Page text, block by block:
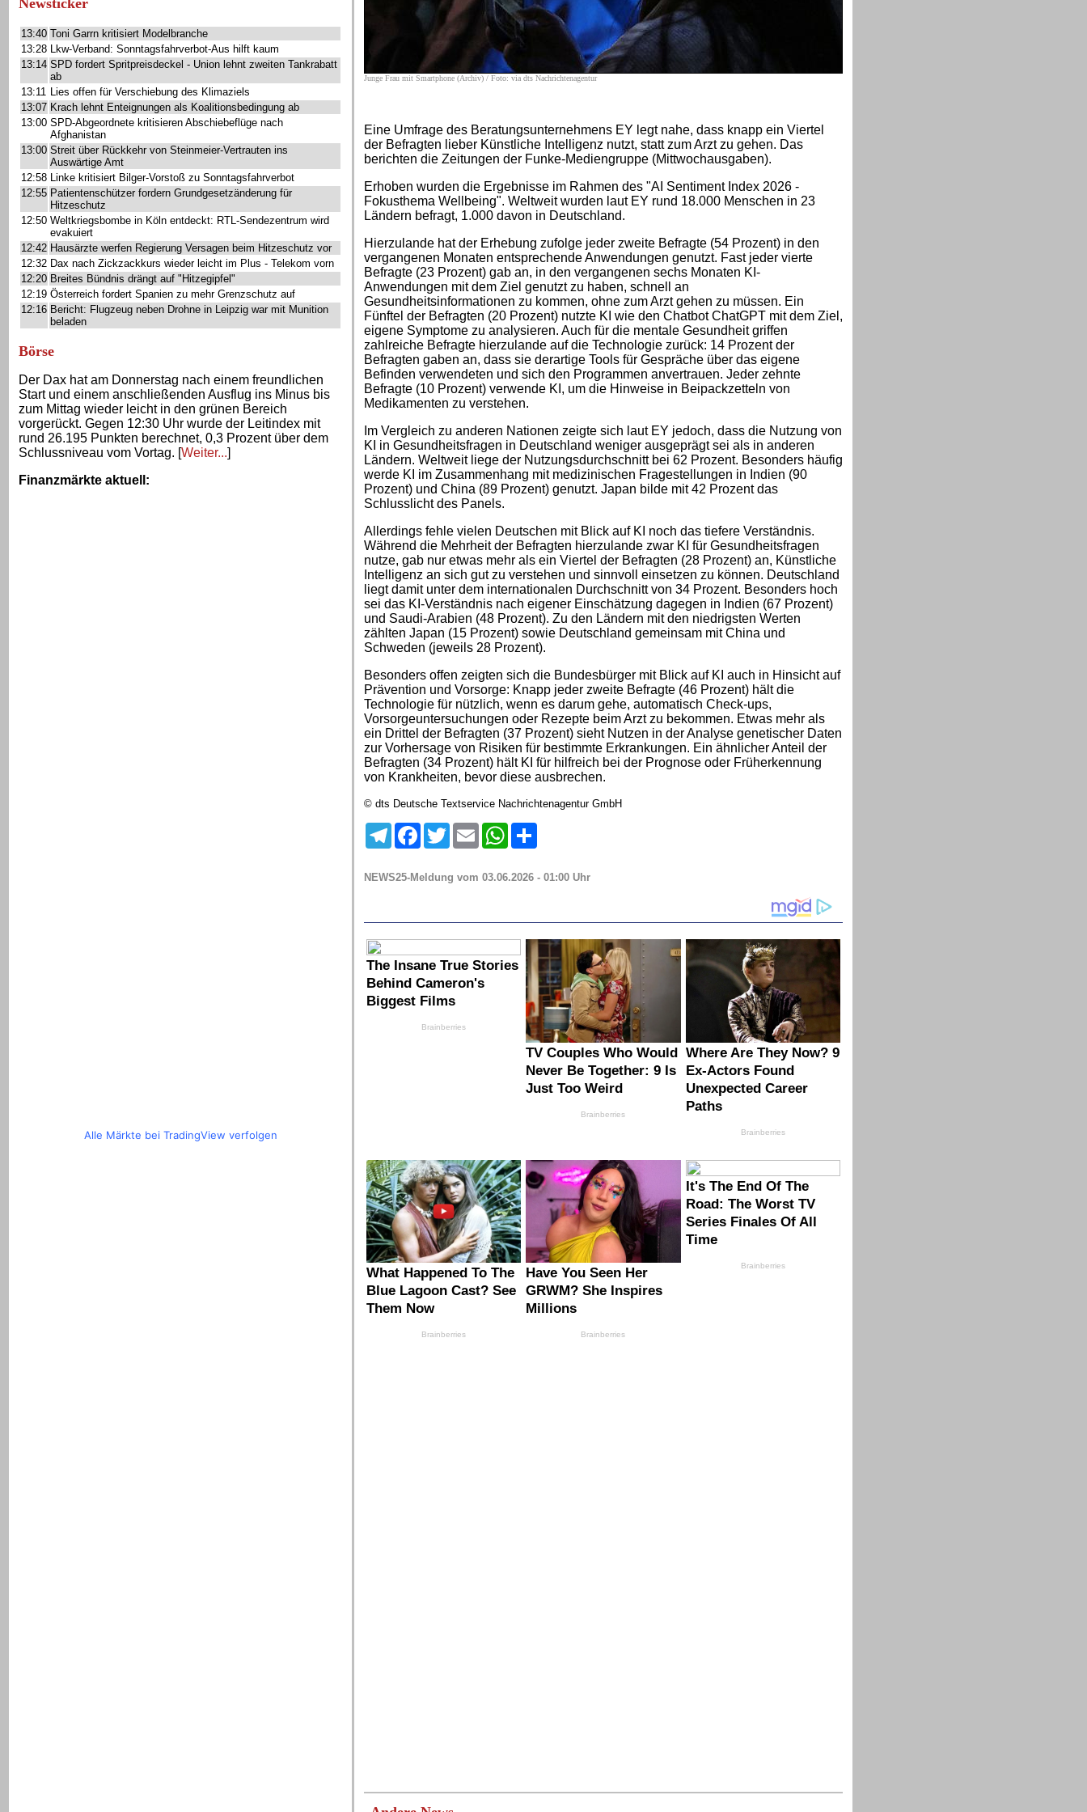
Newsticker
13:40 Toni Garrn kritisiert Modelbranche
13:28 Lkw-Verband: Sonntagsfahrverbot-Aus hilft kaum
13:14 SPD fordert Spritpreisdeckel - Union lehnt zweiten Tankrabatt
ab
13:11 Lies offen für Verschiebung des Klimaziels
13:07 Krach lehnt Enteignungen als Koalitionsbedingung ab
13:00 SPD-Abgeordnete kritisieren Abschiebeflüge nach
Afghanistan
13:00 Streit über Rückkehr von Steinmeier-Vertrauten ins
Auswärtige Amt
12:58 Linke kritisiert Bilger-Vorstoß zu Sonntagsfahrverbot
12:55 Patientenschützer fordern Grundgesetzänderung für
Hitzeschutz
12:50 Weltkriegsbombe in Köln entdeckt: RTL-Sendezentrum wird
evakuiert
12:42 Hausärzte werfen Regierung Versagen beim Hitzeschutz vor
12:32 Dax nach Zickzackkurs wieder leicht im Plus - Telekom vorn
12:20 Breites Bündnis drängt auf "Hitzegipfel"
12:19 Österreich fordert Spanien zu mehr Grenzschutz auf
12:16 Bericht: Flugzeug neben Drohne in Leipzig war mit Munition
beladen
Börse
Der Dax hat am Donnerstag nach einem freundlichen
Start und einem anschließenden Ausflug ins Minus bis
zum Mittag wieder leicht in den grünen Bereich
vorgerückt. Gegen 12:30 Uhr wurde der Leitindex mit
rund 26.195 Punkten berechnet, 0,3 Prozent über dem
Schlussniveau vom Vortag. [Weiter...]
Finanzmärkte aktuell :
Alle Märkte bei TradingView verfolgen
Junge Frau mit Smartphone (Archiv) / Foto: via dts Nachrichtenagentur
Eine Umfrage des Beratungsunternehmens EY legt nahe, dass knapp ein Viertel
der Befragten lieber Künstliche Intelligenz nutzt, statt zum Arzt zu gehen. Das
berichten die Zeitungen der Funke-Mediengruppe (Mittwochausgaben).
Erhoben wurden die Ergebnisse im Rahmen des "AI Sentiment Index 2026 -
Fokusthema Wellbeing". Weltweit wurden laut EY rund 18.000 Menschen in 23
Ländern befragt, 1.000 davon in Deutschland.
Hierzulande hat der Erhebung zufolge jeder zweite Befragte (54 Prozent) in den
vergangenen Monaten entsprechende Anwendungen genutzt. Fast jeder vierte
Befragte (23 Prozent) gab an, in den vergangenen sechs Monaten KI-
Anwendungen mit dem Ziel genutzt zu haben, schnell an
Gesundheitsinformationen zu kommen, ohne zum Arzt gehen zu müssen. Ein
Fünftel der Befragten (20 Prozent) nutzte KI wie den Chatbot ChatGPT mit dem Ziel,
eigene Symptome zu analysieren. Auch für die mentale Gesundheit griffen
zahlreiche Befragte hierzulande auf die Technologie zurück: 14 Prozent der
Befragten gaben an, dass sie derartige Tools für Gespräche über das eigene
Befinden verwendeten und sich den Programmen anvertrauen. Jeder zehnte
Befragte (10 Prozent) verwende KI, um die Hinweise in Beipackzetteln von
Medikamenten zu verstehen.
Im Vergleich zu anderen Nationen zeigte sich laut EY jedoch, dass die Nutzung von
KI in Gesundheitsfragen in Deutschland weniger ausgeprägt sei als in anderen
Ländern. Weltweit liege der Nutzungsdurchschnitt bei 62 Prozent. Besonders häufig
werde KI im Zusammenhang mit medizinischen Fragestellungen in Indien (90
Prozent) und China (89 Prozent) genutzt. Japan bilde mit 42 Prozent das
Schlusslicht des Panels.
Allerdings fehle vielen Deutschen mit Blick auf KI noch das tiefere Verständnis.
Während die Mehrheit der Befragten hierzulande zwar KI für Gesundheitsfragen
nutze, gab nur etwas mehr als ein Viertel der Befragten (28 Prozent) an, Künstliche
Intelligenz an sich gut zu verstehen und sinnvoll einsetzen zu können. Deutschland
liegt damit unter dem internationalen Durchschnitt von 34 Prozent. Besonders hoch
sei das KI-Verständnis nach eigener Einschätzung dagegen in Indien (67 Prozent)
und Saudi-Arabien (48 Prozent). Zu den Ländern mit den niedrigsten Werten
zählten Japan (15 Prozent) sowie Deutschland gemeinsam mit China und
Schweden (jeweils 28 Prozent).
Besonders offen zeigten sich die Bundesbürger mit Blick auf KI auch in Hinsicht auf
Prävention und Vorsorge: Knapp jeder zweite Befragte (46 Prozent) hält die
Technologie für nützlich, wenn es darum gehe, automatisch Check-ups,
Vorsorgeuntersuchungen oder Rezepte beim Arzt zu bekommen. Etwas mehr als
ein Drittel der Befragten (37 Prozent) sieht Nutzen in der Analyse genetischer Daten
zur Vorhersage von Risiken für bestimmte Erkrankungen. Ein ähnlicher Anteil der
Befragten (34 Prozent) hält KI für hilfreich bei der Prognose oder Früherkennung
von Krankheiten, bevor diese ausbrechen.
© dts Deutsche Textservice Nachrichtenagentur GmbH
TelegramFacebookTwitter Email WhatsApp
NEWS25-Meldung vom 03.06.2026 - 01:00 Uhr